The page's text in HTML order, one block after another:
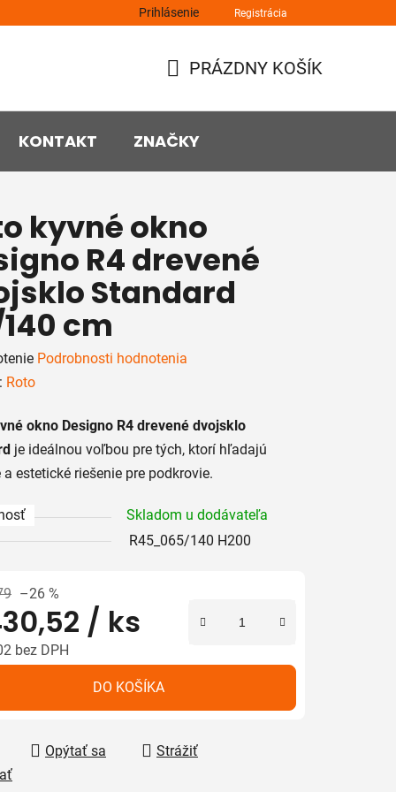
Prihlásenie Registrácia
KOŠÍK
PRÁZDNY KOŠÍK
KONTAKT ZNAČKY
kyvné okno
R4 drevené
Standard
cm
Podrobnosti hodnotenia
Roto
okno Designo R4 drevené dvojsklo
je ideálnou voľbou pre tých, ktorí hľadajú
estetické riešenie pre podkrovie.
Skladom u dodávateľa
R45_065/140 H200
–26 %
/ ks
bez DPH
DO KOŠÍKA
Opýtať sa
Strážiť